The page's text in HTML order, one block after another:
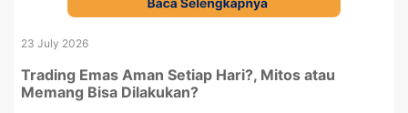
23 July 2026
Trading Emas Aman Setiap Hari?, Mitos atau
Memang Bisa Dilakukan?